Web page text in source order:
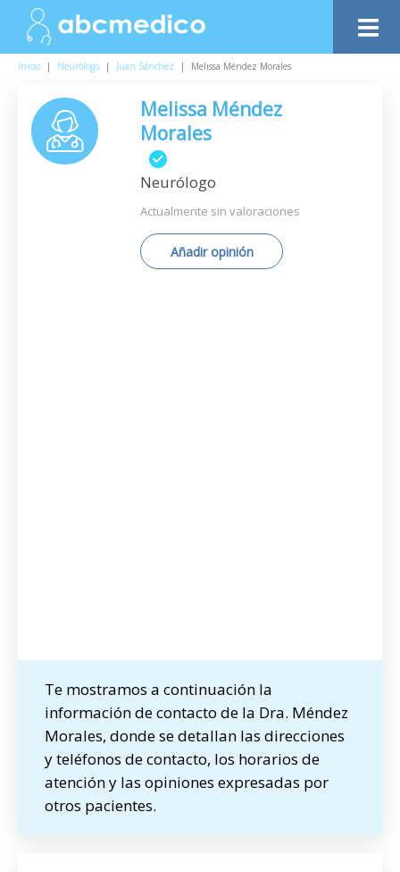
Inicio | Neurólogo | Juan Sánchez | Melissa Méndez Morales
Melissa Méndez
Morales
Neurólogo
Actualmente sin valoraciones
Añadir opinión
Te mostramos a continuación la
información de contacto de la Dra. Méndez
Morales, donde se detallan las direcciones
y teléfonos de contacto, los horarios de
atención y las opiniones expresadas por
otros pacientes.